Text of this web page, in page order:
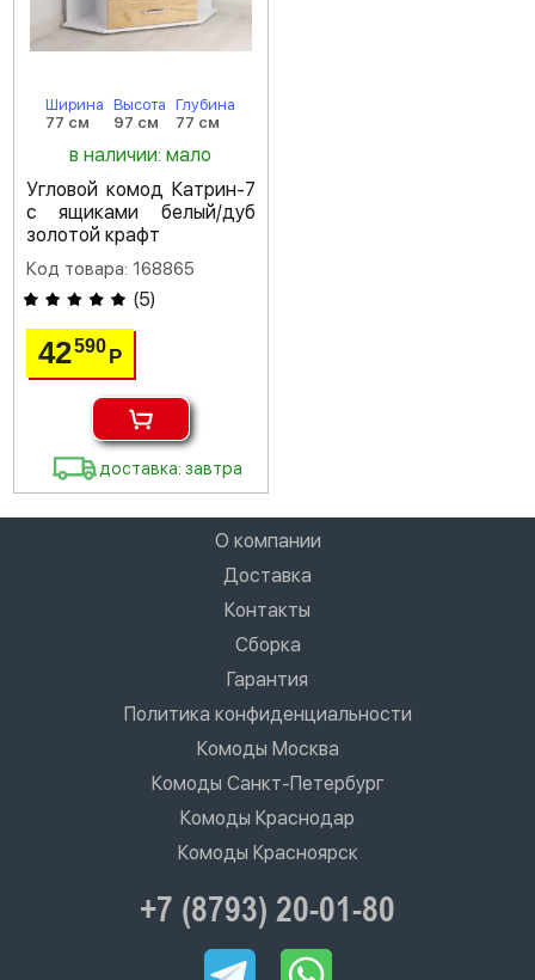
Ширина
77 см
Высота
97 см
Глубина
77 см
в наличии: мало
Угловой комод Катрин-7
с ящиками белый/дуб
золотой крафт
Код товара: 168865
(5)
42590Р
доставка: завтра
О компании
Доставка
Контакты
Сборка
Гарантия
Политика конфиденциальности
Комоды Москва
Комоды Санкт-Петербург
Комоды Краснодар
Комоды Красноярск
+7 (8793) 20-01-80